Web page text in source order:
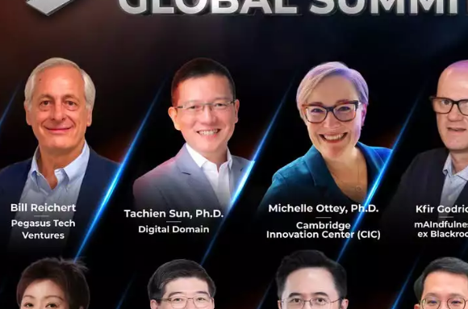
Ingka Group เจ้าของห้างสรรพสินค้า IKEA ได้กล่าวว่าจะนำบริการแก่สมาชิกใ
พลังงานสะอาด อาทิ พลังงานจากแสงอาทิตย์ และกังหันลม เข้าบ้านเรือนได้ในรา
Svea Solar ซึ่งเป็นหุ้นส่วนที่ผลิตแผงโซลาร์เซลล์ให้กับ Ingka Group ก็จะเข้าซื้
บริษัท Nord Pool ผู้ให้บริการไฟฟ้าและสมาชิกของ Nordic Power Exchange
ไฟฟ้าของกลุ่มประเทศนอร์ดิค (นอร์เวย์ สวีเดน เดนมาร์ค และฟินแลนด์) และน
ค่าใช้จ่ายเพิ่มเติมจากต้นทุน ทั้งนี้ สมาชิกสามารถซื้อไฟฟ้าได้โดยจ่ายค่าธรรมเ
อัตราแปรผัน
ก่อนหน้านี้ IKEA ได้จัดจำหน่ายแผงโซลาร์เซลล์ให้กับฐานลูกค้าในตลาดทั้งหมด
สมาชิกสามารถติดตามการใช้พลังงานไฟฟ้าของตน และสามารถขายพลังงานไ
งานได้ด้วย ซึ่งเป็นจุดประสงค์ของบริษัทที่ต้องการให้สมาชิกสามารถเข้าถึงพลัง